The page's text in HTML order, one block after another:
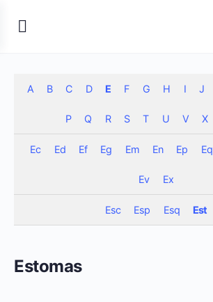
A B C D E F G H I J
P Q R S T U V X
Ec Ed Ef Eg Em En Ep Eq
Ev Ex
Esc Esp Esq Est
Estomas